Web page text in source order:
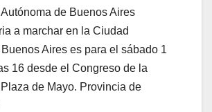
Autónoma de Buenos Aires
a marchar en la Ciudad
Aires es para el sábado 1
16 desde el Congreso de la
de Mayo. Provincia de